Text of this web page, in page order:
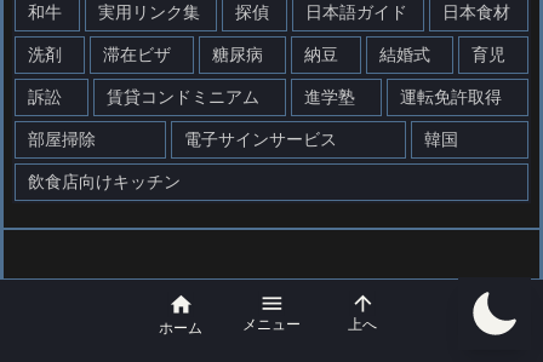
和牛 実用リンク集 探偵 日本語ガイド 日本食材
洗剤 滞在ビザ 糖尿病 納豆 結婚式 育児
訴訟 賃貸コンドミニアム 進学塾 運転免許取得
部屋掃除 電子サインサービス 韓国
飲食店向けキッチン

ホーム

メニュー

上へ